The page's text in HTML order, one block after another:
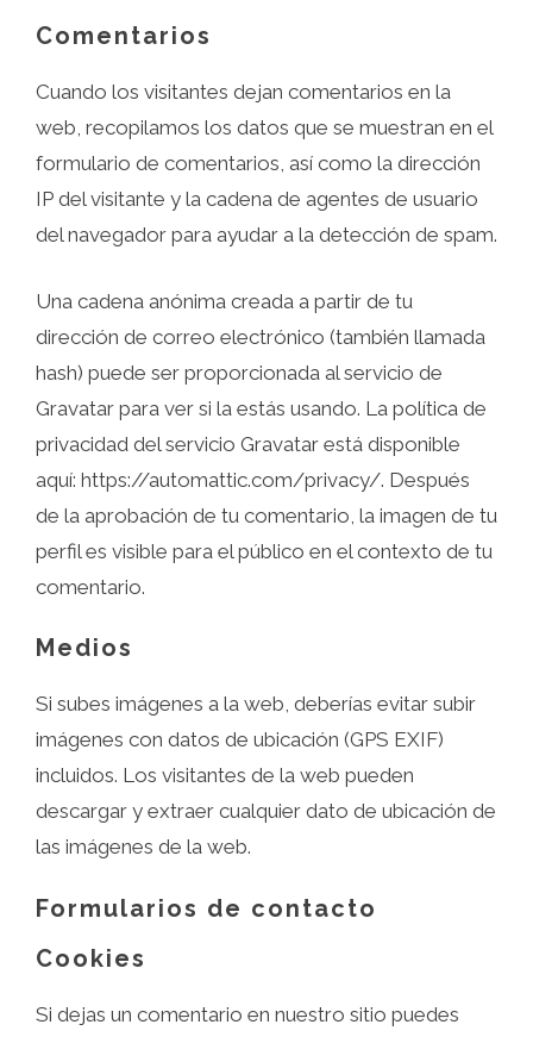
Comentarios
Cuando los visitantes dejan comentarios en la
web, recopilamos los datos que se muestran en el
formulario de comentarios, así como la dirección
IP del visitante y la cadena de agentes de usuario
del navegador para ayudar a la detección de spam.
Una cadena anónima creada a partir de tu
dirección de correo electrónico (también llamada
hash) puede ser proporcionada al servicio de
Gravatar para ver si la estás usando. La política de
privacidad del servicio Gravatar está disponible
aquí: https://automattic.com/privacy/. Después
de la aprobación de tu comentario, la imagen de tu
perfil es visible para el público en el contexto de tu
comentario.
Medios
Si subes imágenes a la web, deberías evitar subir
imágenes con datos de ubicación (GPS EXIF)
incluidos. Los visitantes de la web pueden
descargar y extraer cualquier dato de ubicación de
las imágenes de la web.
Formularios de contacto
Cookies
Si dejas un comentario en nuestro sitio puedes